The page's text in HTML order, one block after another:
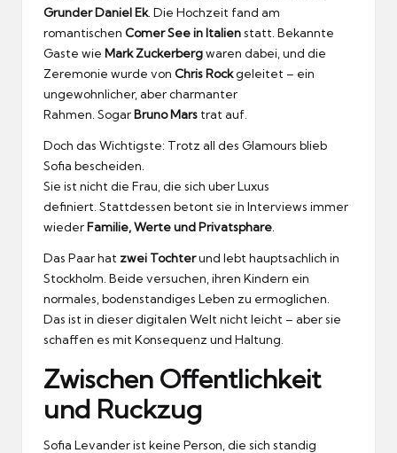
Grunder Daniel Ek. Die Hochzeit fand am
romantischen Comer See in Italienstatt. Bekannte
Gaste wie Mark Zuckerbergwaren dabei, und die
Zeremonie wurde von Chris Rockgeleitet – ein
ungewohnlicher, aber charmanter
Rahmen. Sogar Bruno Mars trat auf.
Doch das Wichtigste: Trotz all des Glamours blieb
Sofia bescheiden.
Sie ist nicht die Frau, die sich uber Luxus
definiert. Stattdessen betont sie in Interviews immer
wieder Familie, Werte und Privatsphare
Das Paar hat zwei Tochterund lebt hauptsachlich in
Stockholm. Beide versuchen, ihren Kindern ein
normales, bodenstandiges Leben zu ermoglichen.
Das ist in dieser digitalen Welt nicht leicht – aber sie
schaffen es mit Konsequenz und Haltung.
Zwischen Offentlichkeit
und Ruckzug
Sofia Levander ist keine Person, die sich standig